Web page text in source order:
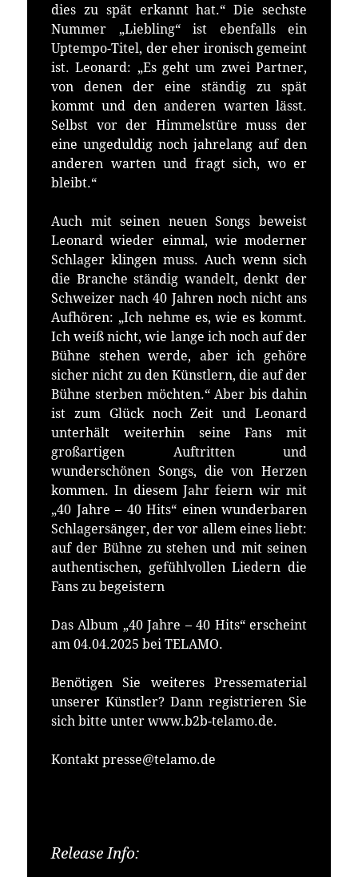
dies zu spät erkannt hat.“ Die sechste
Nummer „Liebling“ ist ebenfalls ein
Uptempo-Titel, der eher ironisch gemeint
ist. Leonard: „Es geht um zwei Partner,
von denen der eine ständig zu spät
kommt und den anderen warten lässt.
Selbst vor der Himmelstüre muss der
eine ungeduldig noch jahrelang auf den
anderen warten und fragt sich, wo er
bleibt.“
Auch mit seinen neuen Songs beweist
Leonard wieder einmal, wie moderner
Schlager klingen muss. Auch wenn sich
die Branche ständig wandelt, denkt der
Schweizer nach 40 Jahren noch nicht ans
Aufhören: „Ich nehme es, wie es kommt.
Ich weiß nicht, wie lange ich noch auf der
Bühne stehen werde, aber ich gehöre
sicher nicht zu den Künstlern, die auf der
Bühne sterben möchten.“ Aber bis dahin
ist zum Glück noch Zeit und Leonard
unterhält weiterhin seine Fans mit
großartigen Auftritten und
wunderschönen Songs, die von Herzen
kommen. In diesem Jahr feiern wir mit
„40 Jahre – 40 Hits“ einen wunderbaren
Schlagersänger, der vor allem eines liebt:
auf der Bühne zu stehen und mit seinen
authentischen, gefühlvollen Liedern die
Fans zu begeistern
Das Album „40 Jahre – 40 Hits“ erscheint
am 04.04.2025 bei TELAMO.
Benötigen Sie weiteres Pressematerial
unserer Künstler? Dann registrieren Sie
sich bitte unter www.b2b-telamo.de.
Kontakt presse@telamo.de
Release Info: